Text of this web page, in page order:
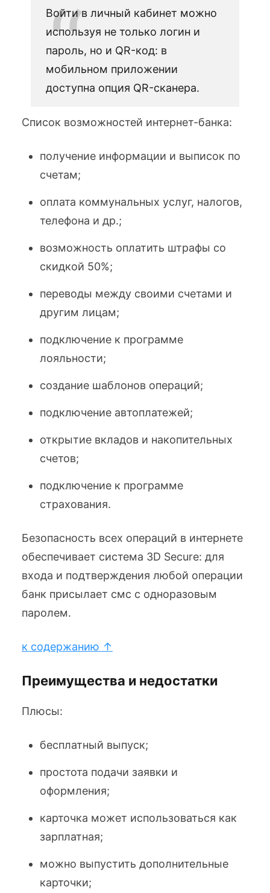
Войти в личный кабинет можно
используя не только логин и
пароль, но и QR-код: в
мобильном приложении
доступна опция QR-сканера.
Список возможностей интернет-банка:
получение информации и выписок по
счетам;
оплата коммунальных услуг, налогов,
телефона и др.;
возможность оплатить штрафы со
скидкой 50%;
переводы между своими счетами и
другим лицам;
подключение к программе
лояльности;
создание шаблонов операций;
подключение автоплатежей;
открытие вкладов и накопительных
счетов;
подключение к программе
страхования.
Безопасность всех операций в интернете
обеспечивает система 3D Secure: для
входа и подтверждения любой операции
банк присылает смс с одноразовым
паролем.
к содержанию ↑
Преимущества и недостатки
Плюсы:
бесплатный выпуск;
простота подачи заявки и
оформления;
карточка может использоваться как
зарплатная;
можно выпустить дополнительные
карточки;